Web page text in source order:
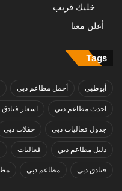
خليك قريب
أعلن معنا
Tags
أبوظبي أجمل مطاعم دبي
احدث مطاعم دبي اسعار
جدول فعاليات دبي حفلات دبي
دليل مطاعم دبي فعاليات
فنادق دبي مطاعم دبي